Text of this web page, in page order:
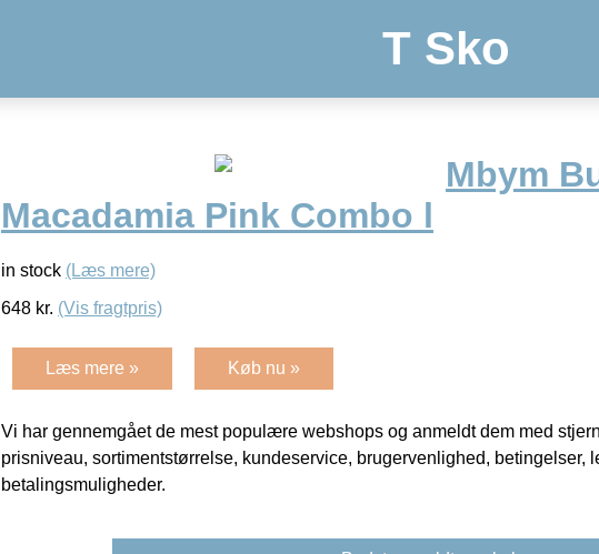
T Sko
Mbym
Macadamia Pink Combo l
in stock (Læs mere)
648 kr. (Vis fragtpris)
Læs mere » Køb nu »
Vi har gennemgået de mest populære webshops og anmeldt dem med
prisniveau, sortimentstørrelse, kundeservice, brugervenlighed, betingelser,
betalingsmuligheder.